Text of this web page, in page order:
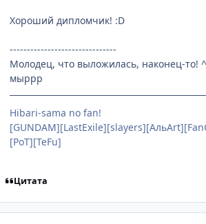
Хороший дипломчик! :D
-------------------------------
Молодец, что выложилась, наконец-то!
мыррр
Hibari-sama no fan!
[PoT][TeFu]
Цитата